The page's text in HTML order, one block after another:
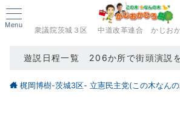
Menu
衆議院茨城３区 中道改革連合 かじおか
遊説日程一覧 206か所で街頭演説を
梶岡博樹-茨城3区- 立憲民主党(この木なん